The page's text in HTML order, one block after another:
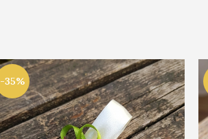
-35%